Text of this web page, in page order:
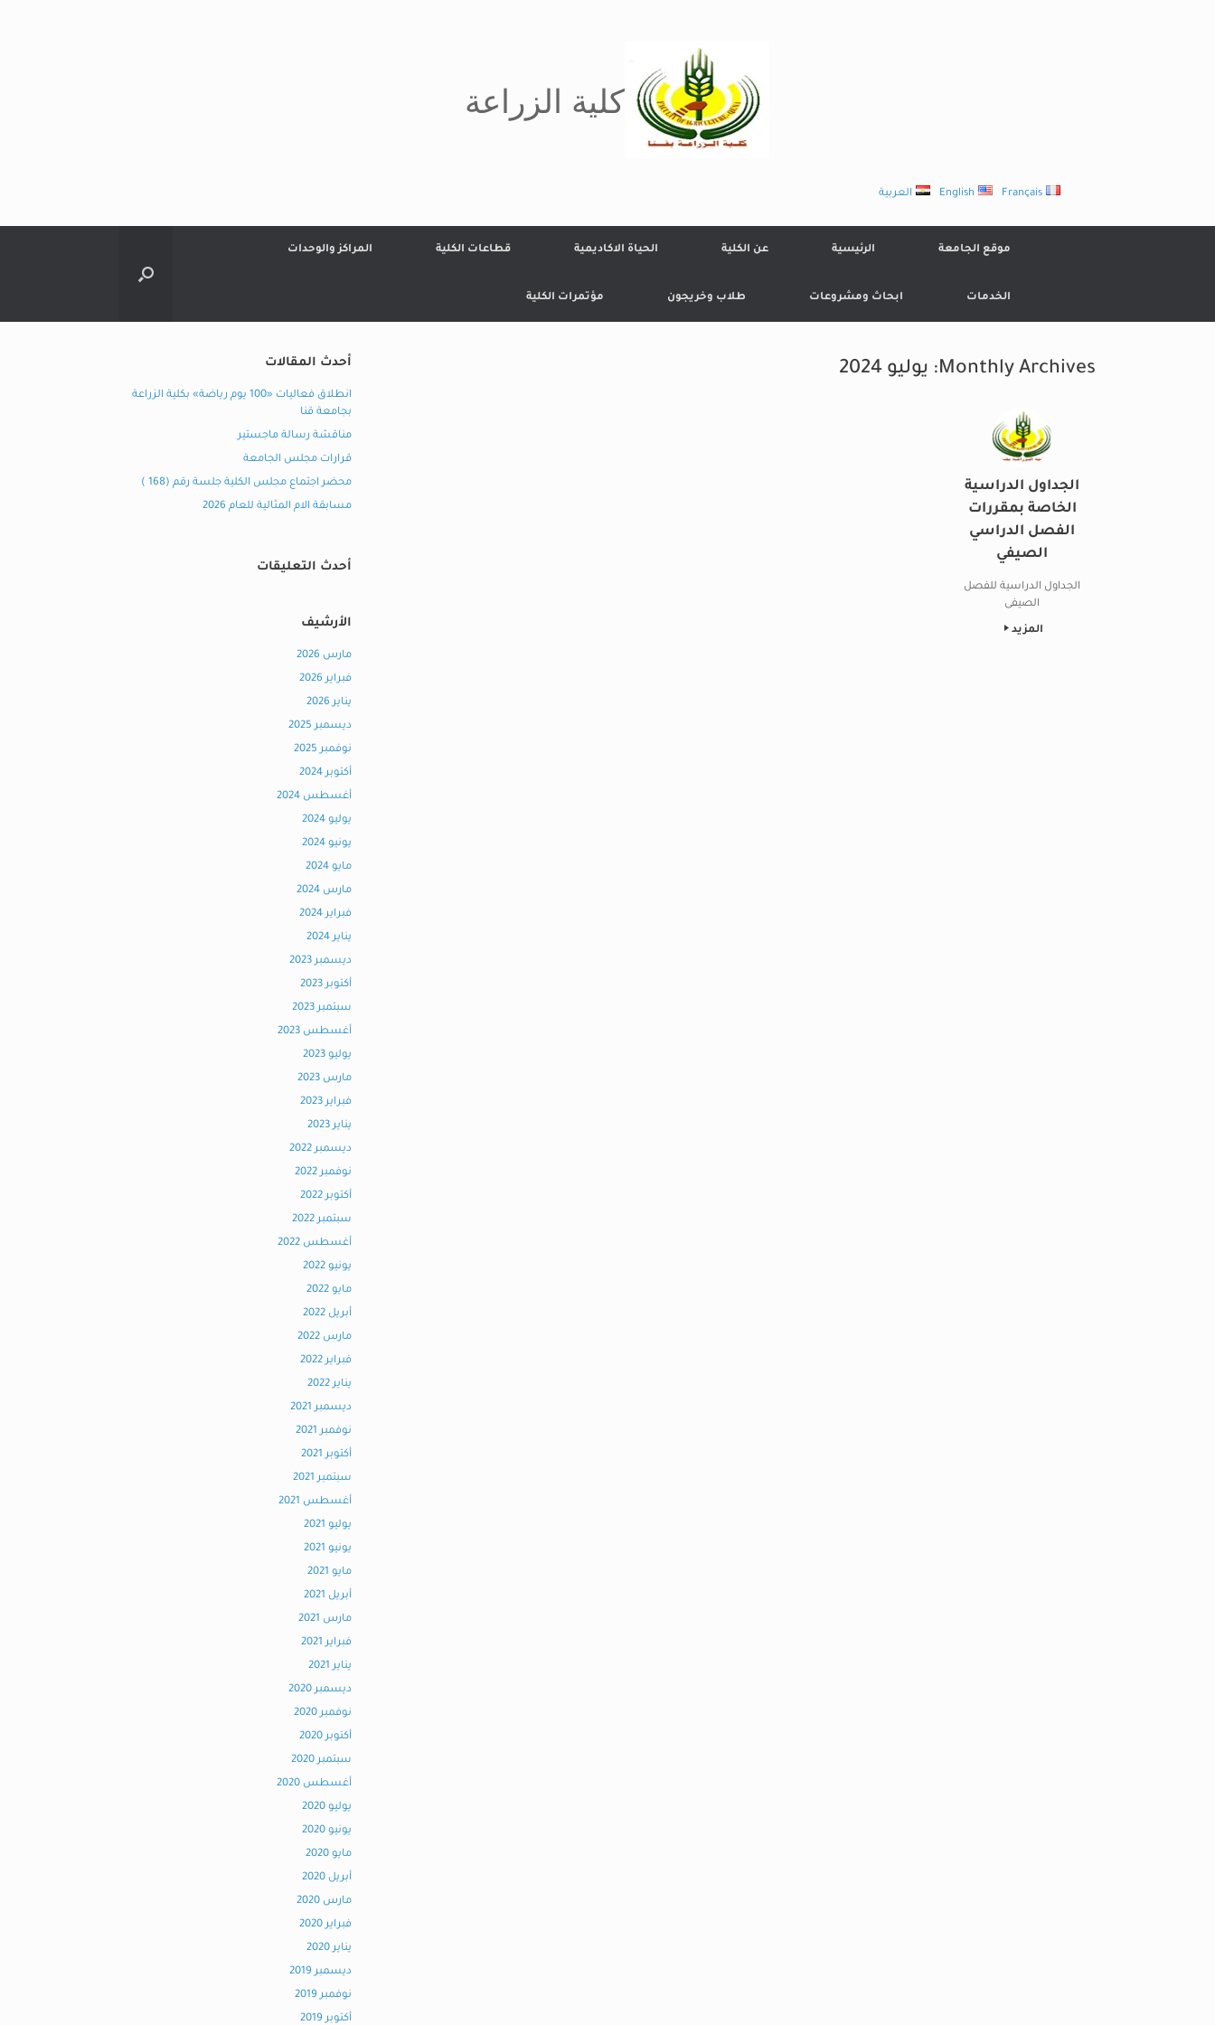
كلية الزراعة
العربية English Français
موقع الجامعة الرئيسية عن الكلية الحياة الاكاديمية قطاعات الكلية المراكز والوحدات
الخدمات ابحاث ومشروعات طلاب وخريجون مؤتمرات الكلية
Monthly Archives: يوليو 2024
الجداول الدراسية
الخاصة بمقررات
الفصل الدراسي
الصيفي
الجداول الدراسية للفصل
الصيفى
المزيد
أحدث المقالات
انطلاق فعاليات «100 يوم رياضة» بكلية الزراعة
بجامعة قنا
مناقشة رسالة ماجستير
قرارات مجلس الجامعة
محضر اجتماع مجلس الكلية جلسة رقم (168 )
مسابقة الام المثالية للعام 2026
أحدث التعليقات
الأرشيف
مارس 2026
فبراير 2026
يناير 2026
ديسمبر 2025
نوفمبر 2025
أكتوبر 2024
أغسطس 2024
يوليو 2024
يونيو 2024
مايو 2024
مارس 2024
فبراير 2024
يناير 2024
ديسمبر 2023
أكتوبر 2023
سبتمبر 2023
أغسطس 2023
يوليو 2023
مارس 2023
فبراير 2023
يناير 2023
ديسمبر 2022
نوفمبر 2022
أكتوبر 2022
سبتمبر 2022
أغسطس 2022
يونيو 2022
مايو 2022
أبريل 2022
مارس 2022
فبراير 2022
يناير 2022
ديسمبر 2021
نوفمبر 2021
أكتوبر 2021
سبتمبر 2021
أغسطس 2021
يوليو 2021
يونيو 2021
مايو 2021
أبريل 2021
مارس 2021
فبراير 2021
يناير 2021
ديسمبر 2020
نوفمبر 2020
أكتوبر 2020
سبتمبر 2020
أغسطس 2020
يوليو 2020
يونيو 2020
مايو 2020
أبريل 2020
مارس 2020
فبراير 2020
يناير 2020
ديسمبر 2019
نوفمبر 2019
أكتوبر 2019